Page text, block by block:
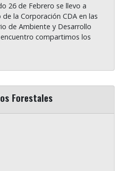
26 de Febrero se llevo a
la Corporación CDA en las
de Ambiente y Desarrollo
compartimos los
Forestales